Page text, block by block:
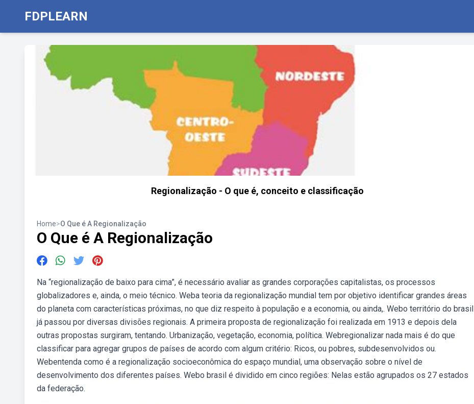
FDPLEARN
Regionalização - O que é, conceito e classificação
Home>O Que é A Regionalização
O Que é A Regionalização
Na “regionalização de baixo para cima”, é necessário avaliar as grandes corporações capitalistas, os processos
globalizadores e, ainda, o meio técnico. Weba teoria da regionalização mundial tem por objetivo identificar grandes áreas
do planeta com características próximas, no que diz respeito à população e a economia, ou ainda,. Webo território do brasil
já passou por diversas divisões regionais. A primeira proposta de regionalização foi realizada em 1913 e depois dela
outras propostas surgiram, tentando. Urbanização, vegetação, economia, política. Webregionalizar nada mais é do que
classificar para agregar grupos de países de acordo com algum critério: Ricos, ou pobres, subdesenvolvidos ou.
Webentenda como é a regionalização socioeconômica do espaço mundial, uma observação sobre o nível de
desenvolvimento dos diferentes países. Webo brasil é dividido em cinco regiões: Nelas estão agrupados os 27 estados
da federação.